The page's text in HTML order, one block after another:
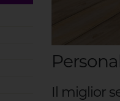
Il miglior